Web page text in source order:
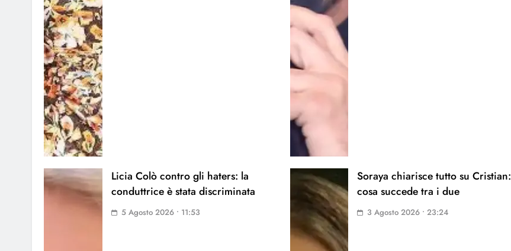
Licia Colò contro gli haters: la
conduttrice è stata discriminata
5 Agosto 2026 • 11:53
Soraya chiarisce tutto su Cristian:
cosa succede tra i due
3 Agosto 2026 • 23:24